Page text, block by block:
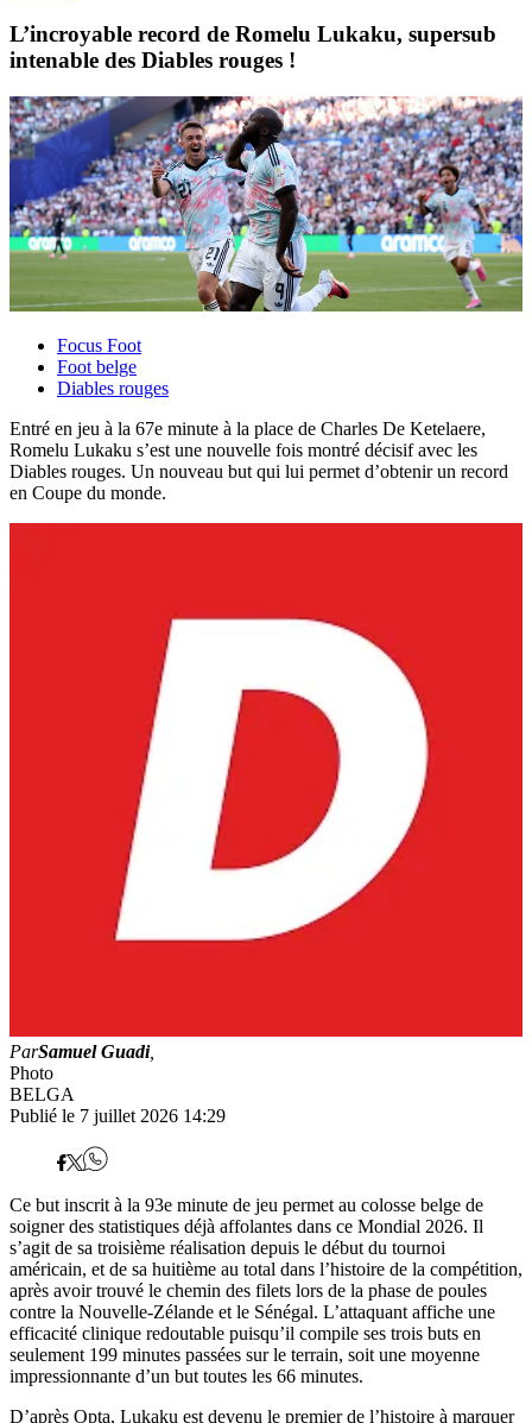
L’incroyable record de Romelu Lukaku, supersub
intenable des Diables rouges !
Focus Foot
Foot belge
Diables rouges
Entré en jeu à la 67e minute à la place de Charles De Ketelaere,
Romelu Lukaku s’est une nouvelle fois montré décisif avec les
Diables rouges. Un nouveau but qui lui permet d’obtenir un record
en Coupe du monde.
ParSamuel Guadi,
Photo
BELGA
Publié le 7 juillet 2026 14:29
Ce but inscrit à la 93e minute de jeu permet au colosse belge de
soigner des statistiques déjà affolantes dans ce Mondial 2026. Il
s’agit de sa troisième réalisation depuis le début du tournoi
américain, et de sa huitième au total dans l’histoire de la compétition,
après avoir trouvé le chemin des filets lors de la phase de poules
contre la Nouvelle-Zélande et le Sénégal. L’attaquant affiche une
efficacité clinique redoutable puisqu’il compile ses trois buts en
seulement 199 minutes passées sur le terrain, soit une moyenne
impressionnante d’un but toutes les 66 minutes.
D’après Opta, Lukaku est devenu le premier de l’histoire à marquer